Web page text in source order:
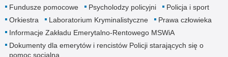
Fundusze pomocowe
Psycholodzy policyjni
Policja i sport
Orkiestra
Laboratorium Kryminalistyczne
Prawa człowieka
Informacje Zakładu Emerytalno-Rentowego MSWiA
Dokumenty dla emerytów i rencistów Policji starających się o
pomoc socjalną